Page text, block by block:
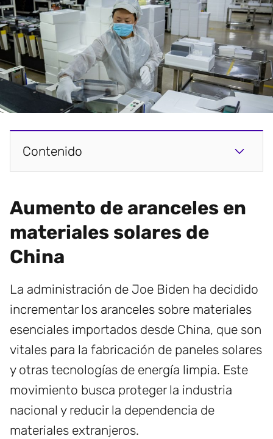
Contenido
Aumento de aranceles en
materiales solares de
China
La administración de Joe Biden ha decidido
incrementar los aranceles sobre materiales
esenciales importados desde China, que son
vitales para la fabricación de paneles solares
y otras tecnologías de energía limpia. Este
movimiento busca proteger la industria
nacional y reducir la dependencia de
materiales extranjeros.